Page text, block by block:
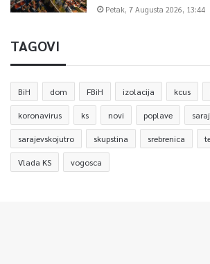
Petak, 7 Augusta 2026, 13:44
TAGOVI
BiH dom FBiH izolacija kcus
koronavirus ks novi poplave
sarajevskojutro skupstina srebrenica
Vlada KS vogosca